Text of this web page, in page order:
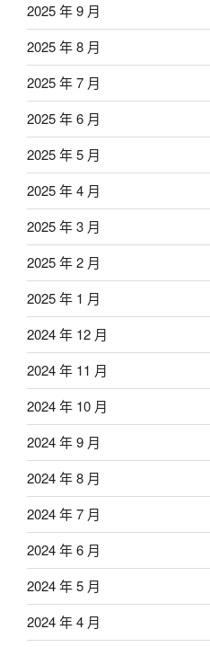
2025 年 9 月
2025 年 8 月
2025 年 7 月
2025 年 6 月
2025 年 5 月
2025 年 4 月
2025 年 3 月
2025 年 2 月
2025 年 1 月
2024 年 12 月
2024 年 11 月
2024 年 10 月
2024 年 9 月
2024 年 8 月
2024 年 7 月
2024 年 6 月
2024 年 5 月
2024 年 4 月